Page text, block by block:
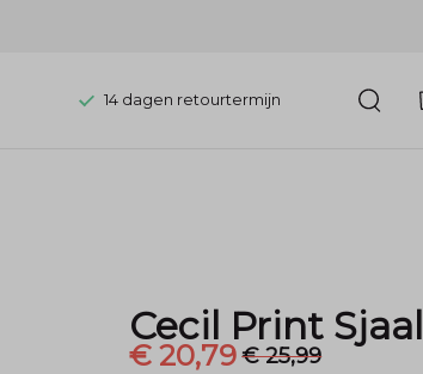
14 dagen retourtermijn
Cecil Print Sjaal
€ 20,79€ 25,99